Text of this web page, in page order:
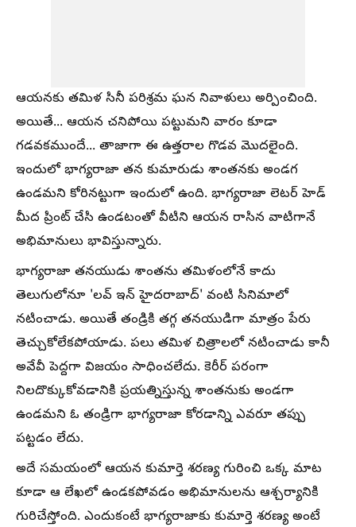
ఆయనకు తమిళ సినీ పరిశ్రమ ఘన నివాళులు అర్పించింది.
అయితే... ఆయన చనిపోయి పట్టుమని వారం కూడా
గడవకముందే... తాజాగా ఈ ఉత్తరాల గొడవ మొదలైంది.
ఇందులో భాగ్యరాజా తన కుమారుడు శాంతనకు అండగ
ఉండమని కోరినట్టుగా ఇందులో ఉంది. భాగ్యరాజా లెటర్ హెడ్‌
మీద ప్రింట్‌ చేసి ఉండటంతో వీటిని ఆయన రాసిన వాటిగానే
అభిమానులు భావిస్తున్నారు.
భాగ్యరాజా తనయుడు శాంతను తమిళంలోనే కాదు
తెలుగులోనూ 'లవ్ ఇన్ హైదరాబాద్‌' వంటి సినిమాలో
నటించాడు. అయితే తండ్రికి తగ్గ తనయుడిగా మాత్రం పేరు
తెచ్చుకోలేకపోయాడు. పలు తమిళ చిత్రాలలో నటించాడు కానీ
అవేవీ పెద్దగా విజయం సాధించలేదు. కెరీర్‌ పరంగా
నిలదొక్కుకోవడానికి ప్రయత్నిస్తున్న శాంతనుకు అండగా
ఉండమని ఓ తండ్రిగా భాగ్యరాజా కోరడాన్ని ఎవరూ తప్పు
పట్టడం లేదు.
అదే సమయంలో ఆయన కుమార్తె శరణ్య గురించి ఒక్క మాట
కూడా ఆ లేఖలో ఉండకపోవడం అభిమానులను ఆశ్చర్యానికి
గురిచేస్తోంది. ఎందుకంటే భాగ్యరాజాకు కుమార్తె శరణ్య అంటే